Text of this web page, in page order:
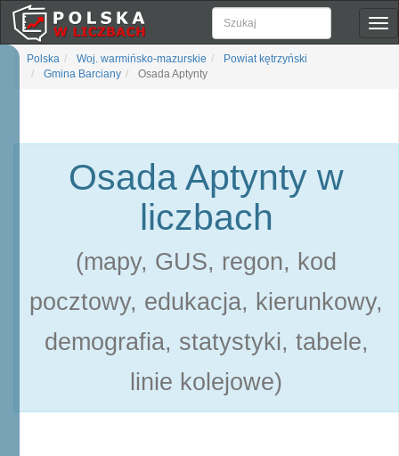
Polska Woj. warmińsko-mazurskie
Powiat kętrzyński
Gmina Barciany
Osada Aptynty
Osada Aptynty w
liczbach
(mapy, GUS, regon, kod
pocztowy, edukacja, kierunkowy,
demografia, statystyki, tabele,
linie kolejowe)